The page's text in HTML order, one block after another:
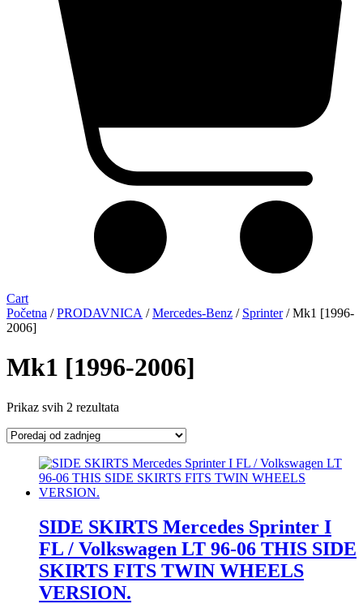
Cart
Početna /PRODAVNICA /Mercedes-Benz / Sprinter/ Mk1 [1996-
2006]
Mk1 [1996-2006]
Prikaz svih 2 rezultata
SIDE SKIRTS Mercedes Sprinter I
FL / Volkswagen LT 96-06 THIS SIDE
SKIRTS FITS TWIN WHEELS
VERSION.